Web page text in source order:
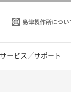
島津製作所につい
サービス／サポート